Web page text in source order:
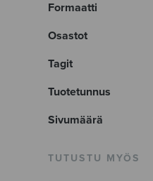
Formaatti
Osastot
Tagit
Tuotetunnus
Sivumäärä
TUTUSTU MYÖS